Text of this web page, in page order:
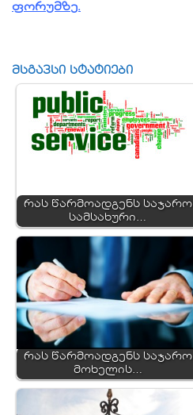
ფორუმზე.
მსგავსი სტატიები
რას წარმოადგენს საჯარო
სამსახური…
რას წარმოადგენს საჯარო
მოხელის…